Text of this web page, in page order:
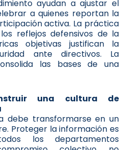
ayudan a ajustar el
a quienes reportan la
activa. La práctica
reflejos defensivos de la
objetivas justifican la
ante directivos. La
las bases de una
una cultura de
debe transformarse en un
Proteger la información es
los departamentos